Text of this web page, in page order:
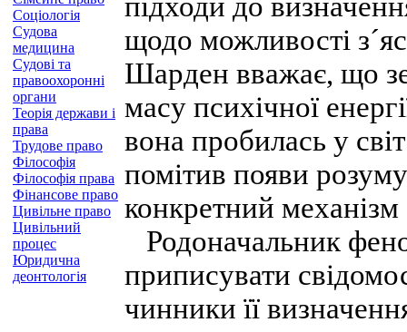
Соціологія
Судова
медицина
Судові та
правоохоронні
органи
Теорія держави і
права
Трудове право
Філософія
Філософія права
Фінансове право
Цивільне право
Цивільний
процес
Юридична
деонтологія
щодо можливості
Шарден вважає, що
масу психічної
вона пробилась у
помітив появи
конкретний
Родоначальник
приписувати
чинники її